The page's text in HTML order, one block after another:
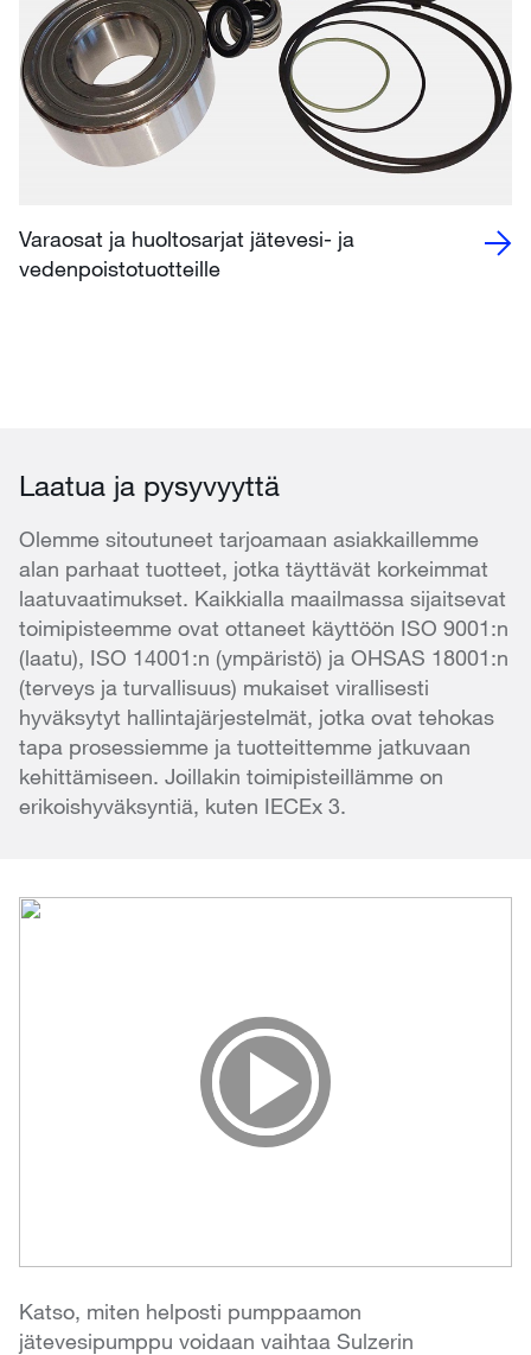
Varaosat ja huoltosarjat jätevesi- ja
vedenpoistotuotteille
Laatua ja pysyvyyttä
Olemme sitoutuneet tarjoamaan asiakkaillemme
alan parhaat tuotteet, jotka täyttävät korkeimmat
laatuvaatimukset. Kaikkialla maailmassa sijaitsevat
toimipisteemme ovat ottaneet käyttöön ISO 9001:n
(laatu), ISO 14001:n (ympäristö) ja OHSAS 18001:n
(terveys ja turvallisuus) mukaiset virallisesti
hyväksytyt hallintajärjestelmät, jotka ovat tehokas
tapa prosessiemme ja tuotteittemme jatkuvaan
kehittämiseen. Joillakin toimipisteillämme on
erikoishyväksyntiä, kuten IECEx 3.
Play
Video
Katso, miten helposti pumppaamon
jätevesipumppu voidaan vaihtaa Sulzerin